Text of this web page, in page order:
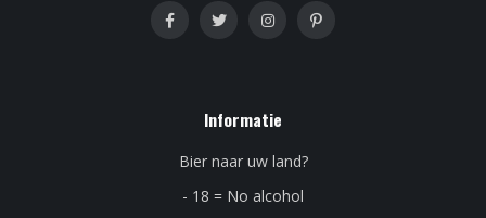
Informatie
Bier naar uw land?
- 18 = No alcohol